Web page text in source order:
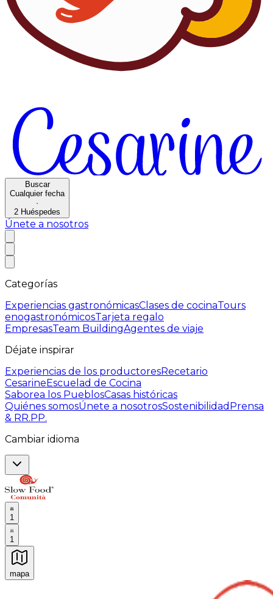
Buscar
Cualquier fecha
·
2 Huéspedes
Únete a nosotros
Categorías
Experiencias gastronómicasClases de cocinaTours
enogastronómicosTarjeta regalo
EmpresasTeam BuildingAgentes de viaje
Déjate inspirar
Experiencias de los productoresRecetario
CesarineEscuelad de Cocina
Saborea los PueblosCasas históricas
Quiénes somosÚnete a nosotrosSostenibilidad Prensa
& RR.PP.
Cambiar idioma
1
1
mapa
Experiencias culinarias inolvidables: Experiencias